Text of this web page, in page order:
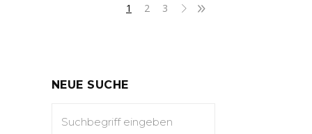
1 2 3
NEUE SUCHE